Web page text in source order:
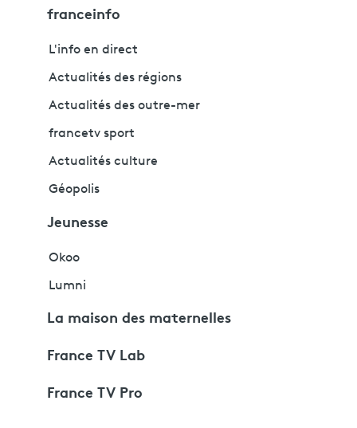
franceinfo
L'info en direct
Actualités des régions
Actualités des outre-mer
francetv sport
Actualités culture
Géopolis
Jeunesse
Okoo
Lumni
La maison des maternelles
France TV Lab
France TV Pro